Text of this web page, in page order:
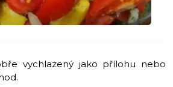
vychlazený jako přílohu nebo